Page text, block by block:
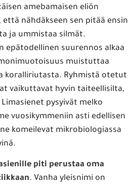
amebamaisen eliön
nähdäkseen sen pitää ensin
ja ummistaa silmät.
epätodellinen suurennos alkaa
muistuttaa
koralliriutasta. Ryhmistä otetut
vaikuttavat hyvin taiteellisilta,
pysyivät melko
vuosikymmeniin asti edellisen
komeilevat mikrobiologiassa
piti perustaa oma
. Vanha yleisnimi on